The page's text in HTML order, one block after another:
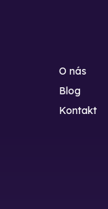
O nás
Blog
Kontakt